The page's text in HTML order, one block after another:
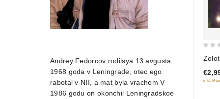
of
5
inkl.
Andrey Fedorcov rodilsya 13 avgusta
1968 goda v Leningrade, otec ego
rabotal v NII, a mat byla vrachom V
1986 godu on okonchil Leningradskoe